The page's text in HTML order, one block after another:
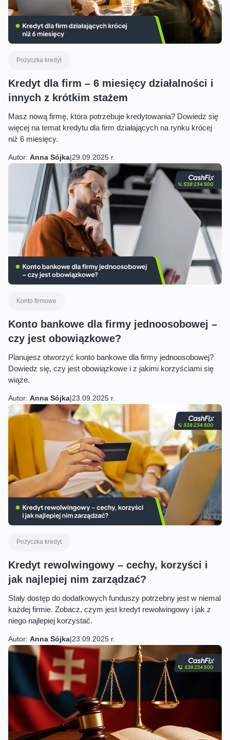
Pożyczka kredyt
Kredyt dla firm – 6 miesięcy działalności i
innych z krótkim stażem
Masz nową firmę, która potrzebuje kredytowania? Dowiedz się
więcej na temat kredytu dla firm działających na rynku krócej
niż 6 miesięcy.
Autor: Anna Sójka|29.09.2025 r.
Konto firmowe
Konto bankowe dla firmy jednoosobowej –
czy jest obowiązkowe?
Planujesz otworzyć konto bankowe dla firmy jednoosobowej?
Dowiedz się, czy jest obowiązkowe i z jakimi korzyściami się
wiąże.
Autor: Anna Sójka|23.09.2025 r.
Pożyczka kredyt
Kredyt rewolwingowy – cechy, korzyści i
jak najlepiej nim zarządzać?
Stały dostęp do dodatkowych funduszy potrzebny jest w niemal
każdej firmie. Zobacz, czym jest kredyt rewolwingowy i jak z
niego najlepiej korzystać.
Autor: Anna Sójka|23.09.2025 r.